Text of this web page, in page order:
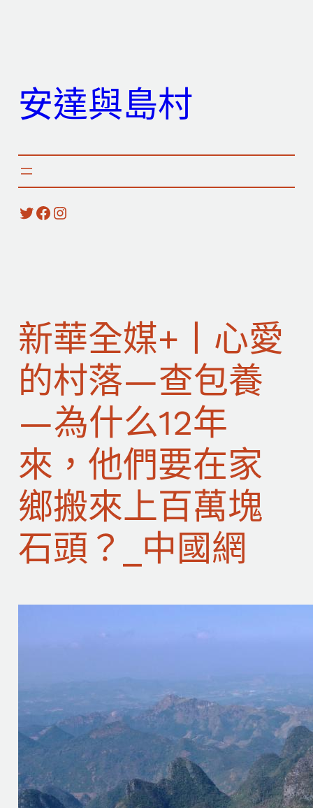
安達與島村
X Facebook Instagram
新華全媒+丨心愛
的村落—查包養
—為什么12年
來，他們要在家
鄉搬來上百萬塊
石頭？_中國網